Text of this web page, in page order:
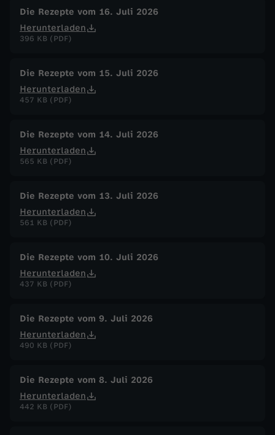
c
h
o
c
k
e
n
-
C
h
o
r
z
Die Rezepte vom 16. Juli 2026
Herunterladen
396 KB (PDF)
Die Rezepte vom 15. Juli 2026
Herunterladen
457 KB (PDF)
Die Rezepte vom 14. Juli 2026
Herunterladen
565 KB (PDF)
Die Rezepte vom 13. Juli 2026
Herunterladen
561 KB (PDF)
Die Rezepte vom 10. Juli 2026
Herunterladen
437 KB (PDF)
Die Rezepte vom 9. Juli 2026
Herunterladen
490 KB (PDF)
Die Rezepte vom 8. Juli 2026
Herunterladen
442 KB (PDF)